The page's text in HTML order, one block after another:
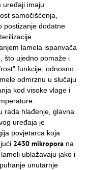
uređaji imaju
samočišćenja,
postizanje dodatne
lamela isparivača
što ujedno pomaže i
funkcije, odnosno
odmrznu u slučaju
kod visoke vlage i
rada hlađenje, glavna
uređaja je
povjetarca koja
2430 mikropora na
ublažavaju jako i
unutarnje